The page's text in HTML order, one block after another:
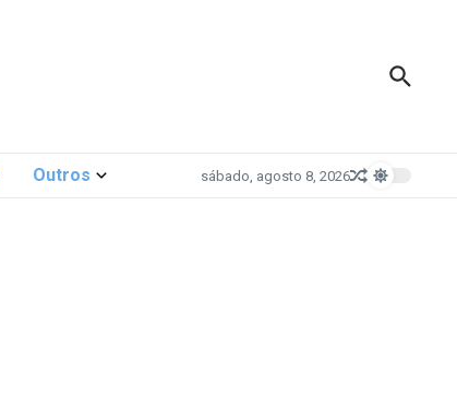
Outros sábado, agosto 8, 2026